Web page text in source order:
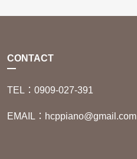
CONTACT
TEL：0909-027-391
EMAIL：hcppiano@gmail.com